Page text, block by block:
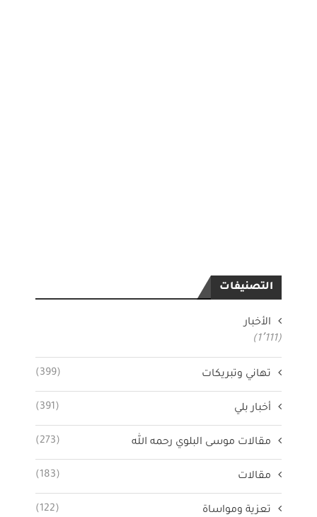
التصنيفات
الأخبار
(1٬111)
تهاني وتبريكات (399)
أخبار بلي (391)
مقالات موسى البلوي رحمه الله (273)
مقالات (183)
تعزية ومواساة (122)